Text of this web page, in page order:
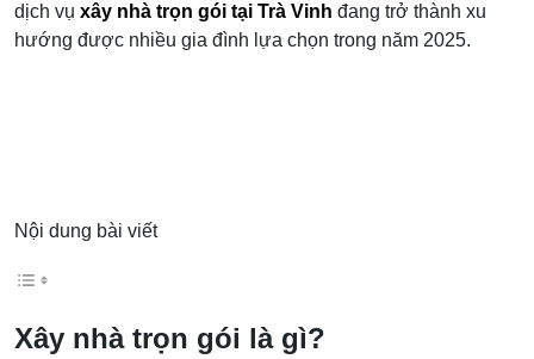
dịch vụ xây nhà trọn gói tại Trà Vinh đang trở thành xu
hướng được nhiều gia đình lựa chọn trong năm 2025.
Nội dung bài viết
Xây nhà trọn gói là gì?